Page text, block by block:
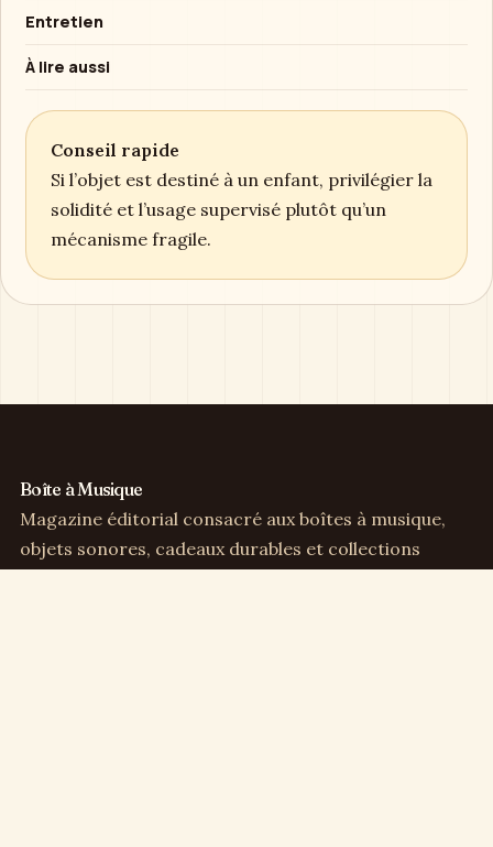
Entretien
À lire aussi
Conseil rapide
Si l’objet est destiné à un enfant, privilégier la
solidité et l’usage supervisé plutôt qu’un
mécanisme fragile.
Boîte à Musique
Magazine éditorial consacré aux boîtes à musique,
objets sonores, cadeaux durables et collections